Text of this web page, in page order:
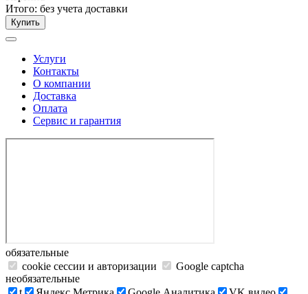
Итого: без учета доставки
Купить
Услуги
Контакты
О компании
Доставка
Оплата
Сервис и гарантия
обязательные
cookie сессии и авторизации
Google captcha
необязательные